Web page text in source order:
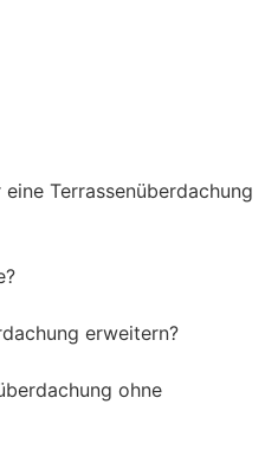
Terrassenüberdachung
erweitern?
ohne